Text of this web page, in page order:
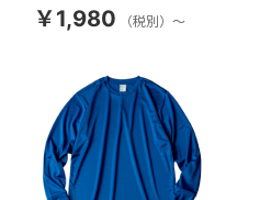
￥1,980 （税別）～